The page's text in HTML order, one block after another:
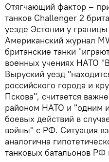
Отягчающий фактор –
танков Challenger 2
уезде Эстонии у
Американский журнал
британские танки
военных учениях НАТО
Выруский уезд
российского города и
Пскова", считается
районом НАТО и "одним
боевых действий в
войны" с РФ. Ситуация
аналогична
танковых батальонов